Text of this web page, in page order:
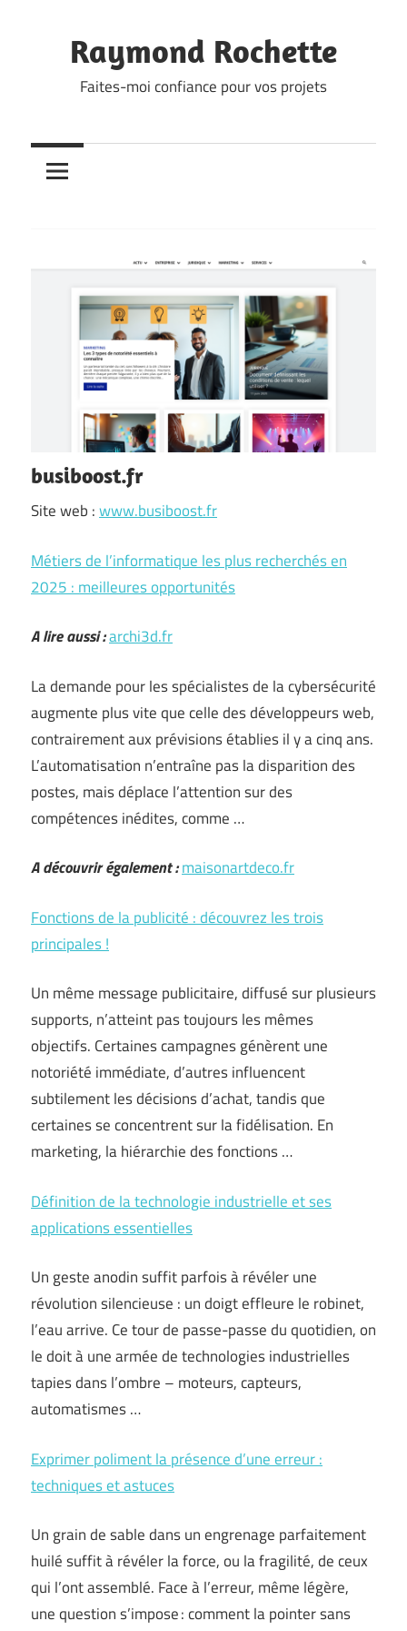
contentRaymond Rochette
Faites-moi confiance pour vos projets
busiboost.fr
Site web :www.busiboost.fr
Métiers de l’informatique les plus recherchés en
2025 : meilleures opportunités
A lire aussi :archi3d.fr
La demande pour les spécialistes de la cybersécurité
augmente plus vite que celle des développeurs web,
contrairement aux prévisions établies il y a cinq ans.
L’automatisation n’entraîne pas la disparition des
postes, mais déplace l’attention sur des
compétences inédites, comme …
A découvrir également :maisonartdeco.fr
Fonctions de la publicité : découvrez les trois
principales !
Un même message publicitaire, diffusé sur plusieurs
supports, n’atteint pas toujours les mêmes
objectifs. Certaines campagnes génèrent une
notoriété immédiate, d’autres influencent
subtilement les décisions d’achat, tandis que
certaines se concentrent sur la fidélisation. En
marketing, la hiérarchie des fonctions …
Définition de la technologie industrielle et ses
applications essentielles
Un geste anodin suffit parfois à révéler une
révolution silencieuse : un doigt effleure le robinet,
l’eau arrive. Ce tour de passe-passe du quotidien, on
le doit à une armée de technologies industrielles
tapies dans l’ombre – moteurs, capteurs,
automatismes …
Exprimer poliment la présence d’une erreur :
techniques et astuces
Un grain de sable dans un engrenage parfaitement
huilé suffit à révéler la force, ou la fragilité, de ceux
qui l’ont assemblé. Face à l’erreur, même légère,
une question s’impose : comment la pointer sans